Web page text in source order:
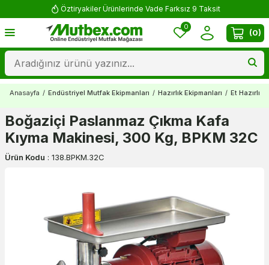
Öztiryakiler Ürünlerinde Vade Farksız 9 Taksit
0
(0)
Anasayfa / Endüstriyel Mutfak Ekipmanları / Hazırlık Ekipmanları / Et Hazırlık
Boğaziçi Paslanmaz Çıkma Kafa
Kıyma Makinesi, 300 Kg, BPKM 32C
Ürün Kodu : 138.BPKM.32C